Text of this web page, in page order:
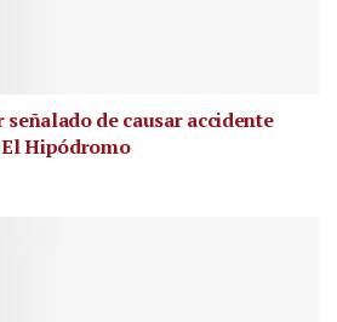
de causar accidente
Hipódromo